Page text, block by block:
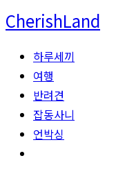
Skip
to
content
CherishLand
하루세끼
여행
반려견
잡동사니
언박싱